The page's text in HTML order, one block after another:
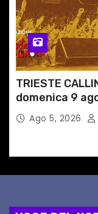
TRIESTE
domenica 9
dedicato a
Ago 5, 2026